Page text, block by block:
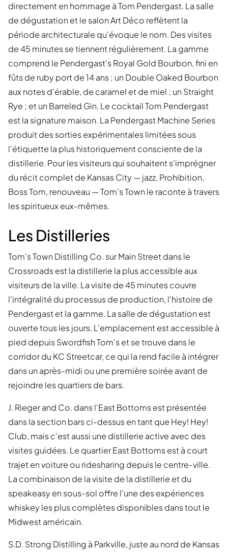
directement en hommage à Tom Pendergast. La salle
de dégustation et le salon Art Déco reflètent la
période architecturale qu'évoque le nom. Des visites
de 45 minutes se tiennent régulièrement. La gamme
comprend le Pendergast's Royal Gold Bourbon, fini en
fûts de ruby port de 14 ans ; un Double Oaked Bourbon
aux notes d'érable, de caramel et de miel ; un Straight
Rye ; et un Barreled Gin. Le cocktail Tom Pendergast
est la signature maison. La Pendergast Machine Series
produit des sorties expérimentales limitées sous
l'étiquette la plus historiquement consciente de la
distillerie. Pour les visiteurs qui souhaitent s'imprégner
du récit complet de Kansas City — jazz, Prohibition,
Boss Tom, renouveau — Tom's Town le raconte à travers
les spiritueux eux-mêmes.
Les Distilleries
Tom's Town Distilling Co. sur Main Street dans le
Crossroads est la distillerie la plus accessible aux
visiteurs de la ville. La visite de 45 minutes couvre
l'intégralité du processus de production, l'histoire de
Pendergast et la gamme. La salle de dégustation est
ouverte tous les jours. L'emplacement est accessible à
pied depuis Swordfish Tom's et se trouve dans le
corridor du KC Streetcar, ce qui la rend facile à intégrer
dans un après-midi ou une première soirée avant de
rejoindre les quartiers de bars.
J. Rieger and Co. dans l'East Bottoms est présentée
dans la section bars ci-dessus en tant que Hey! Hey!
Club, mais c'est aussi une distillerie active avec des
visites guidées. Le quartier East Bottoms est à court
trajet en voiture ou ridesharing depuis le centre-ville.
La combinaison de la visite de la distillerie et du
speakeasy en sous-sol offre l'une des expériences
whiskey les plus complètes disponibles dans tout le
Midwest américain.
S.D. Strong Distilling à Parkville, juste au nord de Kansas